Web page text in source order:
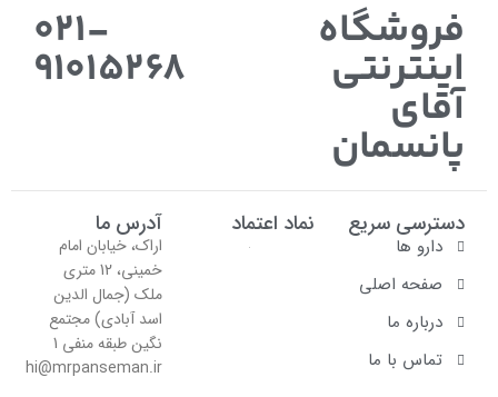
فروشگاه
اینترنتی
آقای
پانسمان
021-
91015268
دسترسی سریع
دارو ها
صفحه اصلی
درباره ما
تماس با ما
نماد اعتماد آدرس ما
اراک، خیابان امام
خمینی، 12 متری
ملک (جمال الدین
اسد آبادی) مجتمع
نگین طبقه منفی 1
hi@mrpanseman.ir